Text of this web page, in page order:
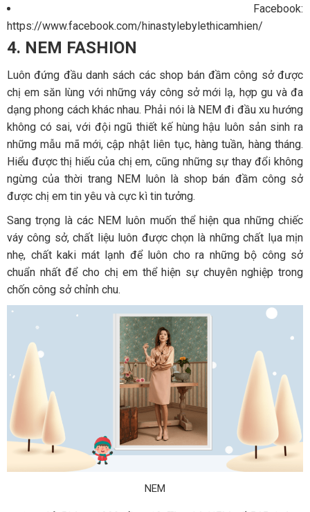
Facebook:
https://www.facebook.com/hinastylebylethicamhien/
4. NEM FASHION
Luôn đứng đầu danh sách các shop bán đầm công sở được
chị em săn lùng với những váy công sở mới lạ, hợp gu và đa
dạng phong cách khác nhau. Phải nói là NEM đi đầu xu hướng
không có sai, với đội ngũ thiết kế hùng hậu luôn sản sinh ra
những mẫu mã mới, cập nhật liên tục, hàng tuần, hàng tháng.
Hiểu được thị hiếu của chị em, cũng những sự thay đổi không
ngừng của thời trang NEM luôn là shop bán đầm công sở
được chị em tin yêu và cực kì tin tưởng.
Sang trọng là các NEM luôn muốn thể hiện qua những chiếc
váy công sở, chất liệu luôn được chọn là những chất lụa mịn
nhẹ, chất kaki mát lạnh để luôn cho ra những bộ công sở
chuẩn nhất để cho chị em thể hiện sự chuyên nghiệp trong
chốn công sở chỉnh chu.
NEM